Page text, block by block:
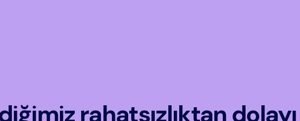
rahatsızlıktan